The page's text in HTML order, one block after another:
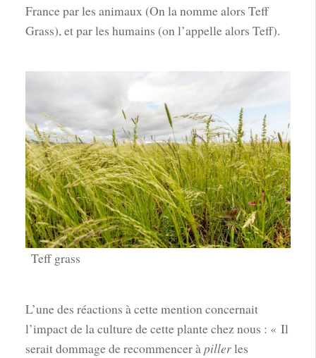
France par les animaux (On la nomme alors Teff
Grass), et par les humains (on l’appelle alors Teff).
Teff grass
L’une des réactions à cette mention concernait
l’impact de la culture de cette plante chez nous : « Il
serait dommage de recommencer à pillerles